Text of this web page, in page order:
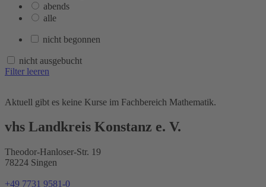
abends
alle
nicht begonnen
nicht ausgebucht
Filter leeren
Aktuell gibt es keine Kurse im Fachbereich Mathematik.
vhs Landkreis Konstanz e. V.
Theodor-Hanloser-Str. 19
78224 Singen
+49 7731 9581-0